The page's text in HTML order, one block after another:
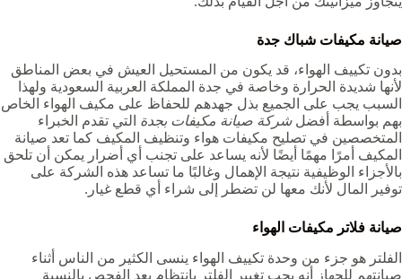
صيانة مكيفات شباك جدة
بدون تكييف الهواء، قد يكون من المستحيل العيش في بعض المناطق
لأنها شديدة الحرارة وخاصة في جدة المملكة العربية السعودية ولهذا
السبب يجب على الجميع بذل جهدهم للحفاظ على مكيف الهواء الخاص
بهم بواسطة أفضلشركة صيانة مكيفات بجدة التي تقدم الخبراء
المتخصصين في تصليح مكيفات هواء وتنظيف المكيف كما تعد صيانة
المكيف أمرًا مهمًا أيضًا لأنه يساعد على تجنب أي أضرار يمكن أن تلحق
بالأجزاء الوظيفية نتيجة الإهمال وغالبًا ما تساعد هذه الشركة على
توفير المال لأنك معها لن تضطر إلى شراء أي قطع غيار.
صيانة فلاتر مكيفات الهواء
الفلتر هو جزء من وحدة تكييف الهواء ينسى الكثير من الناس أثناء
صيانتهم للجهاز أنه يجب تغيير الفلتر بانتظام بعد الفحص بالنسبة